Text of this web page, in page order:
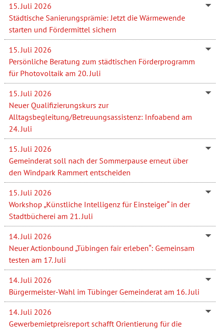
15. Juli 2026
Städtische Sanierungsprämie: Jetzt die Wärmewende
starten und Fördermittel sichern
15. Juli 2026
Persönliche Beratung zum städtischen Förderprogramm
für Photovoltaik am 20. Juli
15. Juli 2026
Neuer Qualifizierungskurs zur
Alltagsbegleitung/Betreuungsassistenz: Infoabend am
24. Juli
15. Juli 2026
Gemeinderat soll nach der Sommerpause erneut über
den Windpark Rammert entscheiden
15. Juli 2026
Workshop „Künstliche Intelligenz für Einsteiger“ in der
Stadtbücherei am 21. Juli
14. Juli 2026
Neuer Actionbound „Tübingen fair erleben“: Gemeinsam
testen am 17. Juli
14. Juli 2026
Bürgermeister-Wahl im Tübinger Gemeinderat am 16. Juli
14. Juli 2026
Gewerbemietpreisreport schafft Orientierung für die